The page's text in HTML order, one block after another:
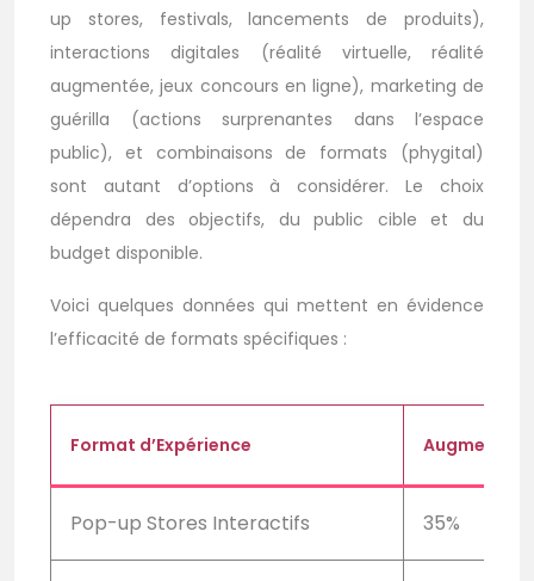
up stores, festivals, lancements de produits),
interactions digitales (réalité virtuelle, réalité
augmentée, jeux concours en ligne), marketing de
guérilla (actions surprenantes dans l’espace
public), et combinaisons de formats (phygital)
sont autant d’options à considérer. Le choix
dépendra des objectifs, du public cible et du
budget disponible.
Voici quelques données qui mettent en évidence
l’efficacité de formats spécifiques :
Format d’Expérience
Pop-up Stores Interactifs 35%